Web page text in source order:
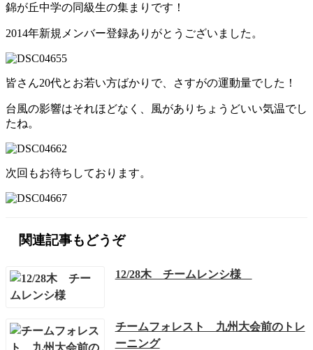
錦が丘中学の同級生の集まりです！
2014年新規メンバー登録ありがとうございました。
皆さん20代とお若い方ばかりで、さすがの運動量でした！
台風の影響はそれほどなく、風がありちょうどいい気温でし
たね。
次回もお待ちしております。
関連記事もどうぞ
12/28木 チームレンシ様
チームフォレスト 九州大会前のトレ
ーニング